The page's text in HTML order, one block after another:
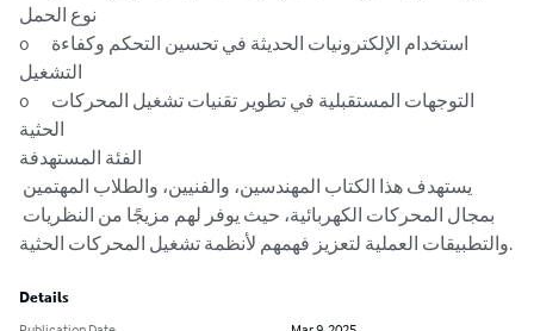
نوع الحمل
o	استخدام الإلكترونيات الحديثة في تحسين التحكم وكفاءة
التشغيل
o	التوجهات المستقبلية في تطوير تقنيات تشغيل المحركات
الحثية
الفئة المستهدفة
يستهدف هذا الكتاب المهندسين، والفنيين، والطلاب المهتمين
بمجال المحركات الكهربائية، حيث يوفر لهم مزيجًا من النظريات
والتطبيقات العملية لتعزيز فهمهم لأنظمة تشغيل المحركات الحثية.
Details